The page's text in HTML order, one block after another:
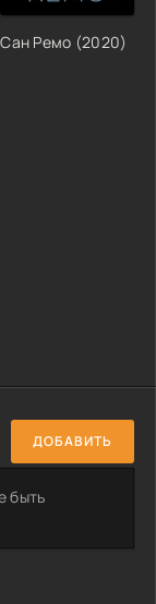
Сан Ремо (2020)
ДОБАВИТЬ
быть